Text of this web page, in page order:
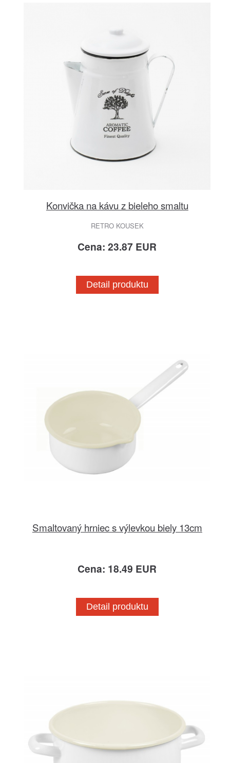
Konvička na kávu z bieleho smaltu
RETRO KOUSEK
Cena: 23.87 EUR
Detail produktu
Smaltovaný hrniec s výlevkou biely 13cm
Cena: 18.49 EUR
Detail produktu